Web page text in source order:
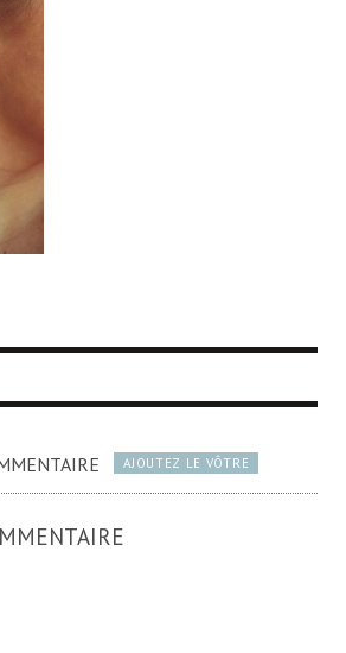
AJOUTEZ LE VÔTRE